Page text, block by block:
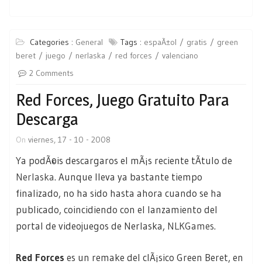
Categories : General Tags : espaÃ±ol gratis
green
beret
juego nerlaska red forces
valenciano
2 Comments
Red Forces, Juego Gratuito Para
Descarga
On viernes, 17 - 10 - 2008
Ya podÃ©is descargaros el mÃ¡s reciente tÃ­tulo de
Nerlaska. Aunque lleva ya bastante tiempo
finalizado, no ha sido hasta ahora cuando se ha
publicado, coincidiendo con el lanzamiento del
portal de videojuegos de Nerlaska, NLKGames.
Red Forces es un remake del clÃ¡sico Green Beret, en